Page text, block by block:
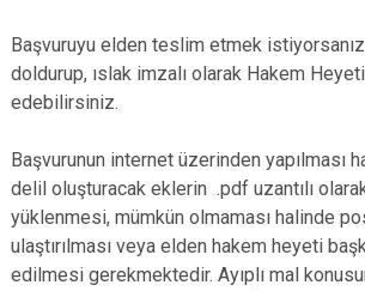
Evciler
Başvuruyu elden teslim etmek
doldurup, ıslak imzalı olarak Hakem
edebilirsiniz.
Başvurunun internet üzerinden yapılması
delil oluşturacak eklerin .pdf uzantılı
yüklenmesi, mümkün olmaması halinde
ulaştırılması veya elden hakem heyeti
edilmesi gerekmektedir. Ayıplı mal